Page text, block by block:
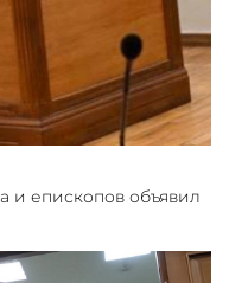
и епископов объявил